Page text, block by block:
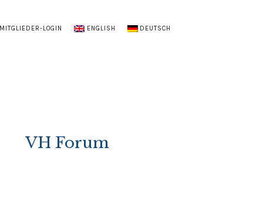
MITGLIEDER-LOGIN ENGLISH DEUTSCH
VH Forum